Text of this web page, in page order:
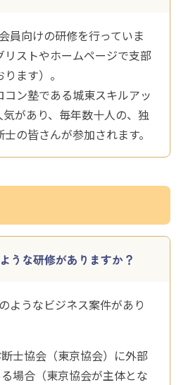
員向けの研修を行っていま
ストやホームページで支部
ます）。
コン塾である城東スキルアッ
があり、毎年数十人の、独
の皆さんが参加されます。
うな研修がありますか？
ようなビジネス案件があり
士協会（東京協会）に外部
場合（東京協会が主体とな